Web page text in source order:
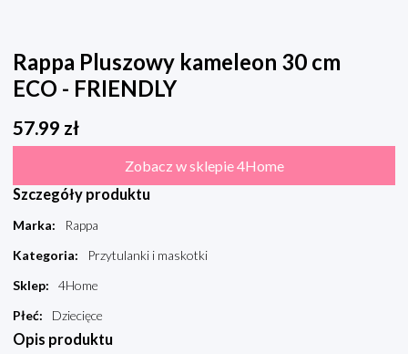
Rappa Pluszowy kameleon 30 cm
ECO - FRIENDLY
57.99 zł
Zobacz w sklepie 4Home
Szczegóły produktu
Marka:
Rappa
Kategoria:
Przytulanki i maskotki
Sklep:
4Home
Płeć: Dziecięce
Opis produktu